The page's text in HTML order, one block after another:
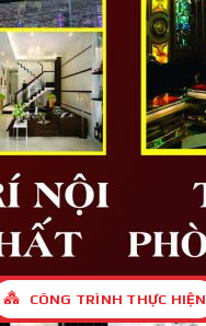
CÔNG TRÌNH THỰC HIỆN